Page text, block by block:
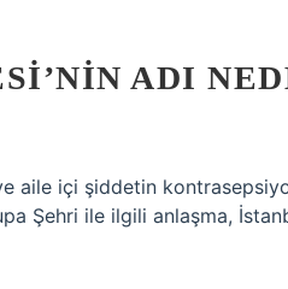
ADI
aile içi şiddetin
Şehri ile ilgili anlaşma,